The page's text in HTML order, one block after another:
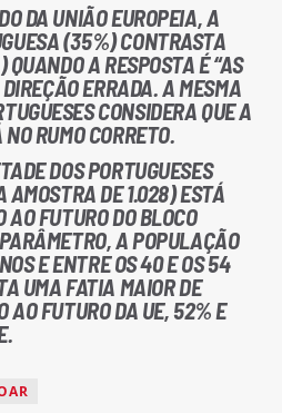
DA UNIÃO EUROPEIA, A
(35%) CONTRASTA
A RESPOSTA É “AS
ERRADA. A MESMA
CONSIDERA QUE A
RUMO CORRETO.
DOS PORTUGUESES
AMOSTRA DE 1.028) ESTÁ
FUTURO DO BLOCO
A POPULAÇÃO
E ENTRE OS 40 E OS 54
UMA FATIA MAIOR DE
AO FUTURO DA UE, 52% E